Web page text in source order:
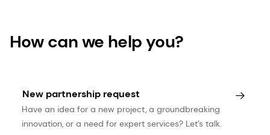
How can we help you?
New partnership request
Have an idea for a new project, a groundbreaking
innovation, or a need for expert services? Let’s talk.